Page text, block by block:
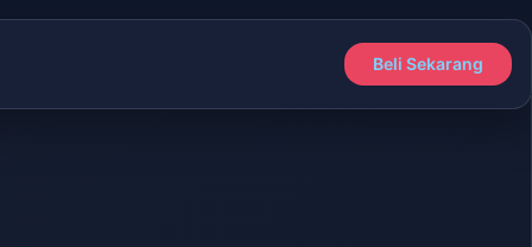
Beli Sekarang